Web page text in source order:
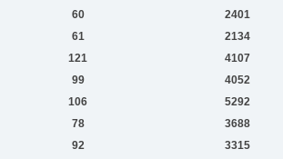
60 2401
61 2134
121 4107
99 4052
106 5292
78 3688
92 3315